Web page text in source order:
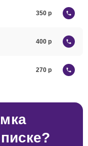
350
400
270